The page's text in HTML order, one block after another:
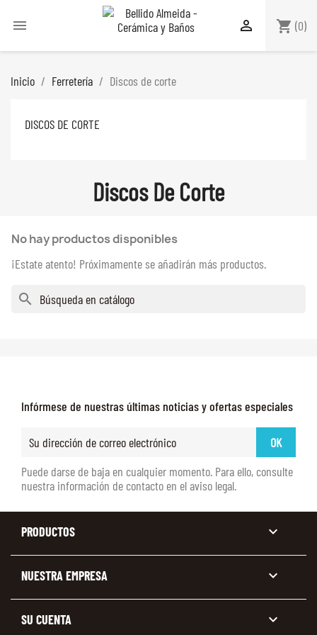
 shopping_cart (0)

Inicio Ferretería Discos de corte
DISCOS DE CORTE
Discos De Corte
No hay productos disponibles
¡Estate atento! Próximamente se añadirán más productos.
search
Infórmese de nuestras últimas noticias y ofertas especiales
Puede darse de baja en cualquier momento. Para ello, consulte
nuestra información de contacto en el aviso legal.
PRODUCTOS 
NUESTRA EMPRESA 
SU CUENTA 